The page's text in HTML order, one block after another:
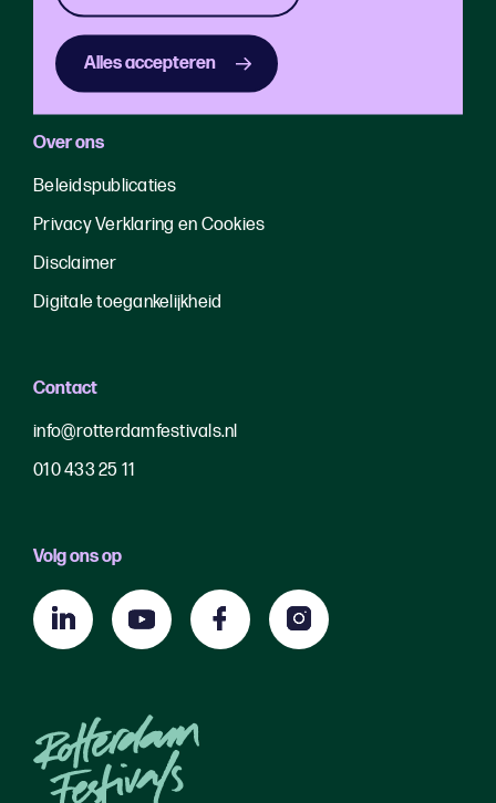
Alles accepteren
Publieksbereik
Uitagenda Rotterdam
Over ons
Beleidspublicaties
Privacy Verklaring en Cookies
Disclaimer
Digitale toegankelijkheid
Contact
info@rotterdamfestivals.nl
010 433 25 11
Volg ons op